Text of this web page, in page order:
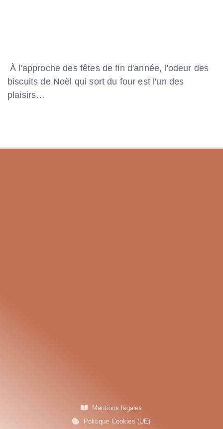
À l'approche des fêtes de fin d'année, l'odeur des
biscuits de Noël qui sort du four est l'un des
plaisirs…
Mentions légales
Politique Cookies (UE)